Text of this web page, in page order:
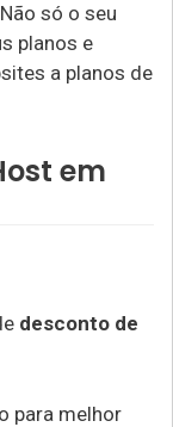
só o seu
planos e
a planos de
em
desconto de
para melhor